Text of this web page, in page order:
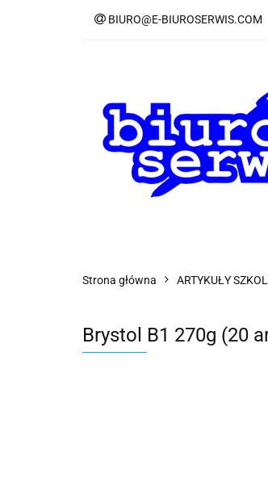
BIURO@E-BIUROSERWIS.COM
Strona główna ARTYKUŁY
Brystol B1 270g (20